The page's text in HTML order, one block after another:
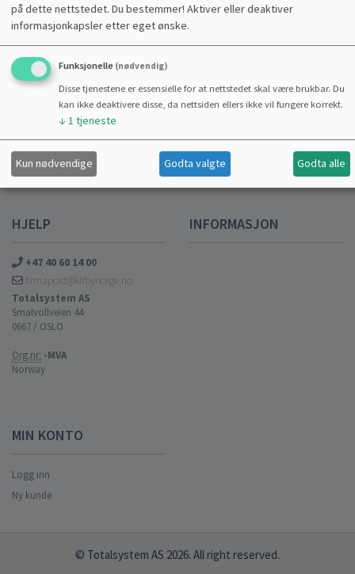
LAGERVARE SIKKER NETTHANDEL
HJELP
+47 40 60 14 00
firmapost@kirbynorge.no
Totalsystem AS
Smalvollveien 44
0667 / OSLO
Org.nr: -MVA
Norway
INFORMASJON
MIN KONTO
Logg inn
Ny kunde
© Totalsystem AS 2026. All right reserved.
på dette nettstedet. Du bestemmer! Aktiver eller deaktiver
informasjonkapsler etter eget ønske.
Funksjonelle (nødvendig)
Disse tjenestene er essensielle for at nettstedet skal være brukbar. Du
kan ikke deaktivere disse, da nettsiden ellers ikke vil fungere korrekt.
↓ 1 tjeneste
Kun nødvendige Godta valgte Godta alle